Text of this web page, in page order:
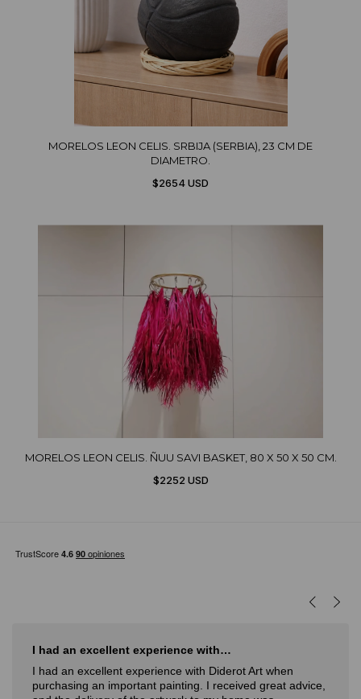
MORELOS LEON CELIS. SRBIJA (SERBIA), 23 CM DE
DIAMETRO.
$2654 USD
MORELOS LEON CELIS. ÑUU SAVI BASKET, 80 X 50 X 50 CM.
$2252 USD
I love Diderot
I love Diderot. Great attention, Spectacular profile of artist.
Verónica,November 14, 2024